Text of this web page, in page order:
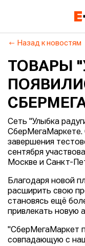
Назад к новостям
ТОВАРЫ
Сеть "Улыбка
СберМегаМаркете.
завершения
сентября
Москве и Санкт-
Благодаря новой
расширить свою
становясь ещё
привлекать новую
"СберМегаМаркет
совпадающую с